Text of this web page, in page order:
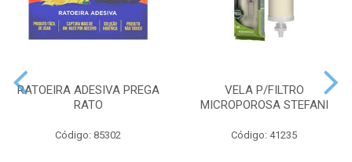
RATOEIRA ADESIVA PREGA
RATO
Código: 85302
VELA P/FILTRO
MICROPOROSA STEFANI
Código: 41235